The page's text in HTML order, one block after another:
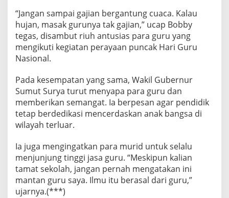
i
u
k
“Jangan sampai gajian bergantung cuaca. Kalau
hujan, masak gurunya tak gajian,” ucap Bobby
tegas, disambut riuh antusias para guru yang
mengikuti kegiatan perayaan puncak Hari Guru
Nasional.
Pada kesempatan yang sama, Wakil Gubernur
Sumut Surya turut menyapa para guru dan
memberikan semangat. Ia berpesan agar pendidik
tetap berdedikasi mencerdaskan anak bangsa di
wilayah terluar.
Ia juga mengingatkan para murid untuk selalu
menjunjung tinggi jasa guru. “Meskipun kalian
tamat sekolah, jangan pernah mengatakan ini
mantan guru saya. Ilmu itu berasal dari guru,”
ujarnya.(***)